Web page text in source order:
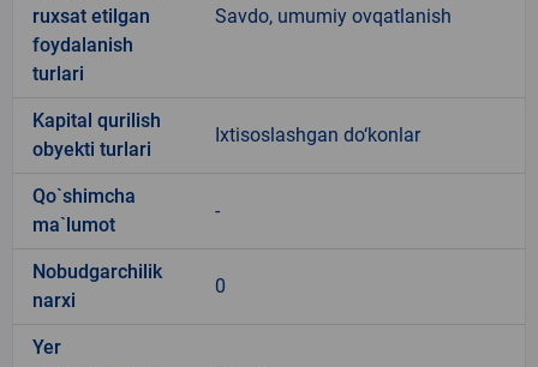
ruxsat etilgan
foydalanish
turlari
Savdo, umumiy ovqatlanish
Kapital qurilish
obyekti turlari
Ixtisoslashgan do‘konlar
Qo`shimcha
ma`lumot
-
Nobudgarchilik
narxi
0
Yer